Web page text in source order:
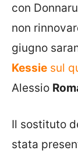
con
non
giugno
Kessie sul
Alessio
Il sostituto
stata